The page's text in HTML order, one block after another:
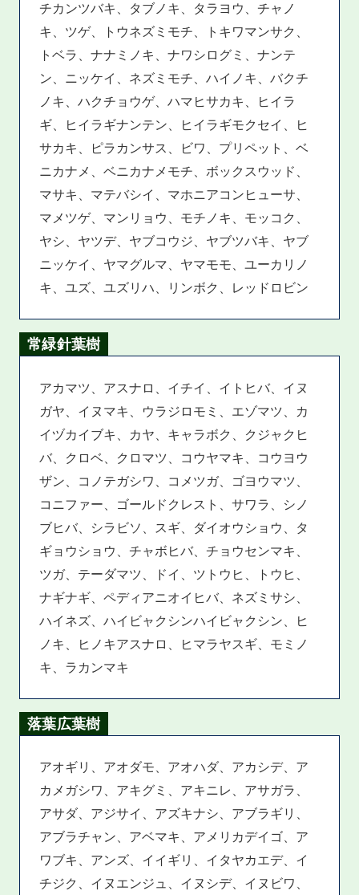
チカンツバキ、タブノキ、タラヨウ、チャノ
キ、ツゲ、トウネズミモチ、トキワマンサク、
トベラ、ナナミノキ、ナワシログミ、ナンテ
ン、ニッケイ、ネズミモチ、ハイノキ、バクチ
ノキ、ハクチョウゲ、ハマヒサカキ、ヒイラ
ギ、ヒイラギナンテン、ヒイラギモクセイ、ヒ
サカキ、ピラカンサス、ビワ、プリペット、ベ
ニカナメ、ベニカナメモチ、ボックスウッド、
マサキ、マテバシイ、マホニアコンヒューサ、
マメツゲ、マンリョウ、モチノキ、モッコク、
ヤシ、ヤツデ、ヤブコウジ、ヤブツバキ、ヤブ
ニッケイ、ヤマグルマ、ヤマモモ、ユーカリノ
キ、ユズ、ユズリハ、リンボク、レッドロビン
常緑針葉樹
アカマツ、アスナロ、イチイ、イトヒバ、イヌ
ガヤ、イヌマキ、ウラジロモミ、エゾマツ、カ
イヅカイブキ、カヤ、キャラボク、クジャクヒ
バ、クロベ、クロマツ、コウヤマキ、コウヨウ
ザン、コノテガシワ、コメツガ、ゴヨウマツ、
コニファー、ゴールドクレスト、サワラ、シノ
ブヒバ、シラビソ、スギ、ダイオウショウ、タ
ギョウショウ、チャボヒバ、チョウセンマキ、
ツガ、テーダマツ、ドイ、ツトウヒ、トウヒ、
ナギナギ、ペディアニオイヒバ、ネズミサシ、
ハイネズ、ハイビャクシンハイビャクシン、ヒ
ノキ、ヒノキアスナロ、ヒマラヤスギ、モミノ
キ、ラカンマキ
落葉広葉樹
アオギリ、アオダモ、アオハダ、アカシデ、ア
カメガシワ、アキグミ、アキニレ、アサガラ、
アサダ、アジサイ、アズキナシ、アブラギリ、
アブラチャン、アベマキ、アメリカデイゴ、ア
ワブキ、アンズ、イイギリ、イタヤカエデ、イ
チジク、イヌエンジュ、イヌシデ、イヌビワ、